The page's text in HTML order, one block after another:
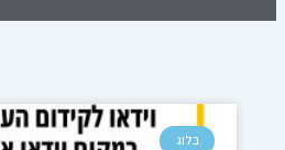
בלוג
עמודעמוד